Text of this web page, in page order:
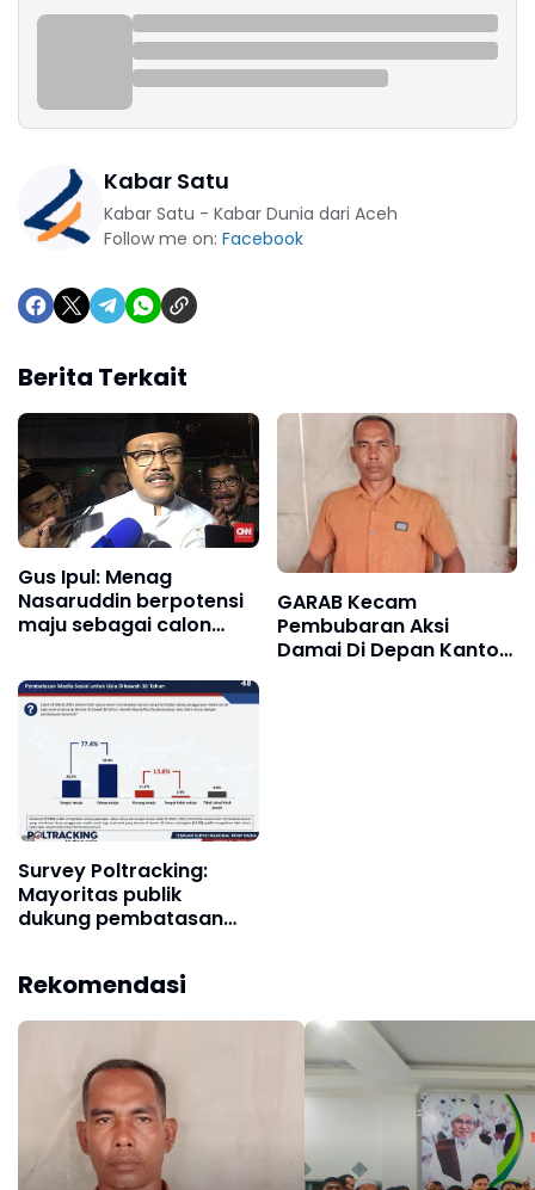
Kabar Satu
Kabar Satu - Kabar Dunia dari Aceh
Follow me on: Facebook
Berita Terkait
Gus Ipul: Menag
Nasaruddin berpotensi
maju sebagai calon
GARAB Kecam
Pembubaran Aksi
Damai Di Depan Kantor
Survey Poltracking:
Mayoritas publik
dukung pembatasan
Rekomendasi